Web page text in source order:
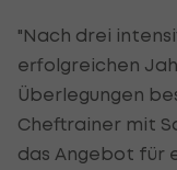
"Nach drei
erfolgreichen
Überlegungen
Cheftrainer mit
das Angebot für